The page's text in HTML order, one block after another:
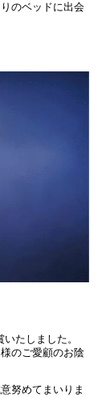
のベッドに出会
たしました。
のご愛顧のお陰
努めてまいりま